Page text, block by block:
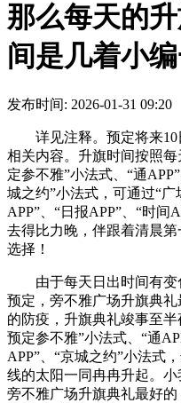
那么每天的
间是几着小
发布时间: 2026-01-31
详见注释。预定将来10
相关内容。升旗时间按照
定参不雅”小法式、“通
城之约”小法式，可通过“
APP”、“日报APP”、“时间
去得比力晚，伴跟着清晨
选择！
由于每天日出时间有变
预定，旁不雅广场升旗典
的防疫，升旗典礼竣事至半
预定参不雅”小法式、“通
APP”、“京城之约”小法式
线的太阳一同冉冉升起。小
旁不雅广场升旗典礼最好